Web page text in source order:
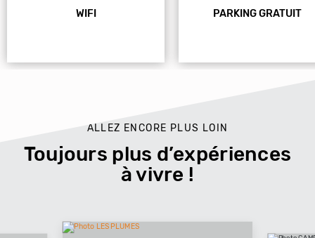
WIFI PARKING GRATUIT
ALLEZ ENCORE PLUS LOIN
Toujours plus d’expériences
à vivre !